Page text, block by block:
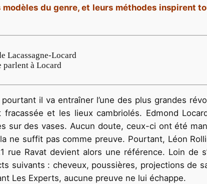
du genre, et leurs méthodes inspirent
Lacassagne-Locard
parlent à Locard
il va entraîner l’une des plus grandes
et les lieux cambriolés. Edmond
sur des vases. Aucun doute, ceux-ci ont été
ne suffit pas comme preuve. Pourtant, Léon
Ravat devient alors une référence. Loin de
suivants : cheveux, poussières, projections de
Les Experts, aucune preuve ne lui échappe.